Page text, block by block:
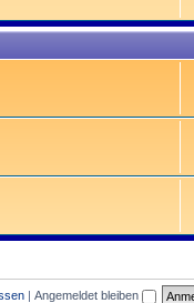
| Angemeldet bleiben